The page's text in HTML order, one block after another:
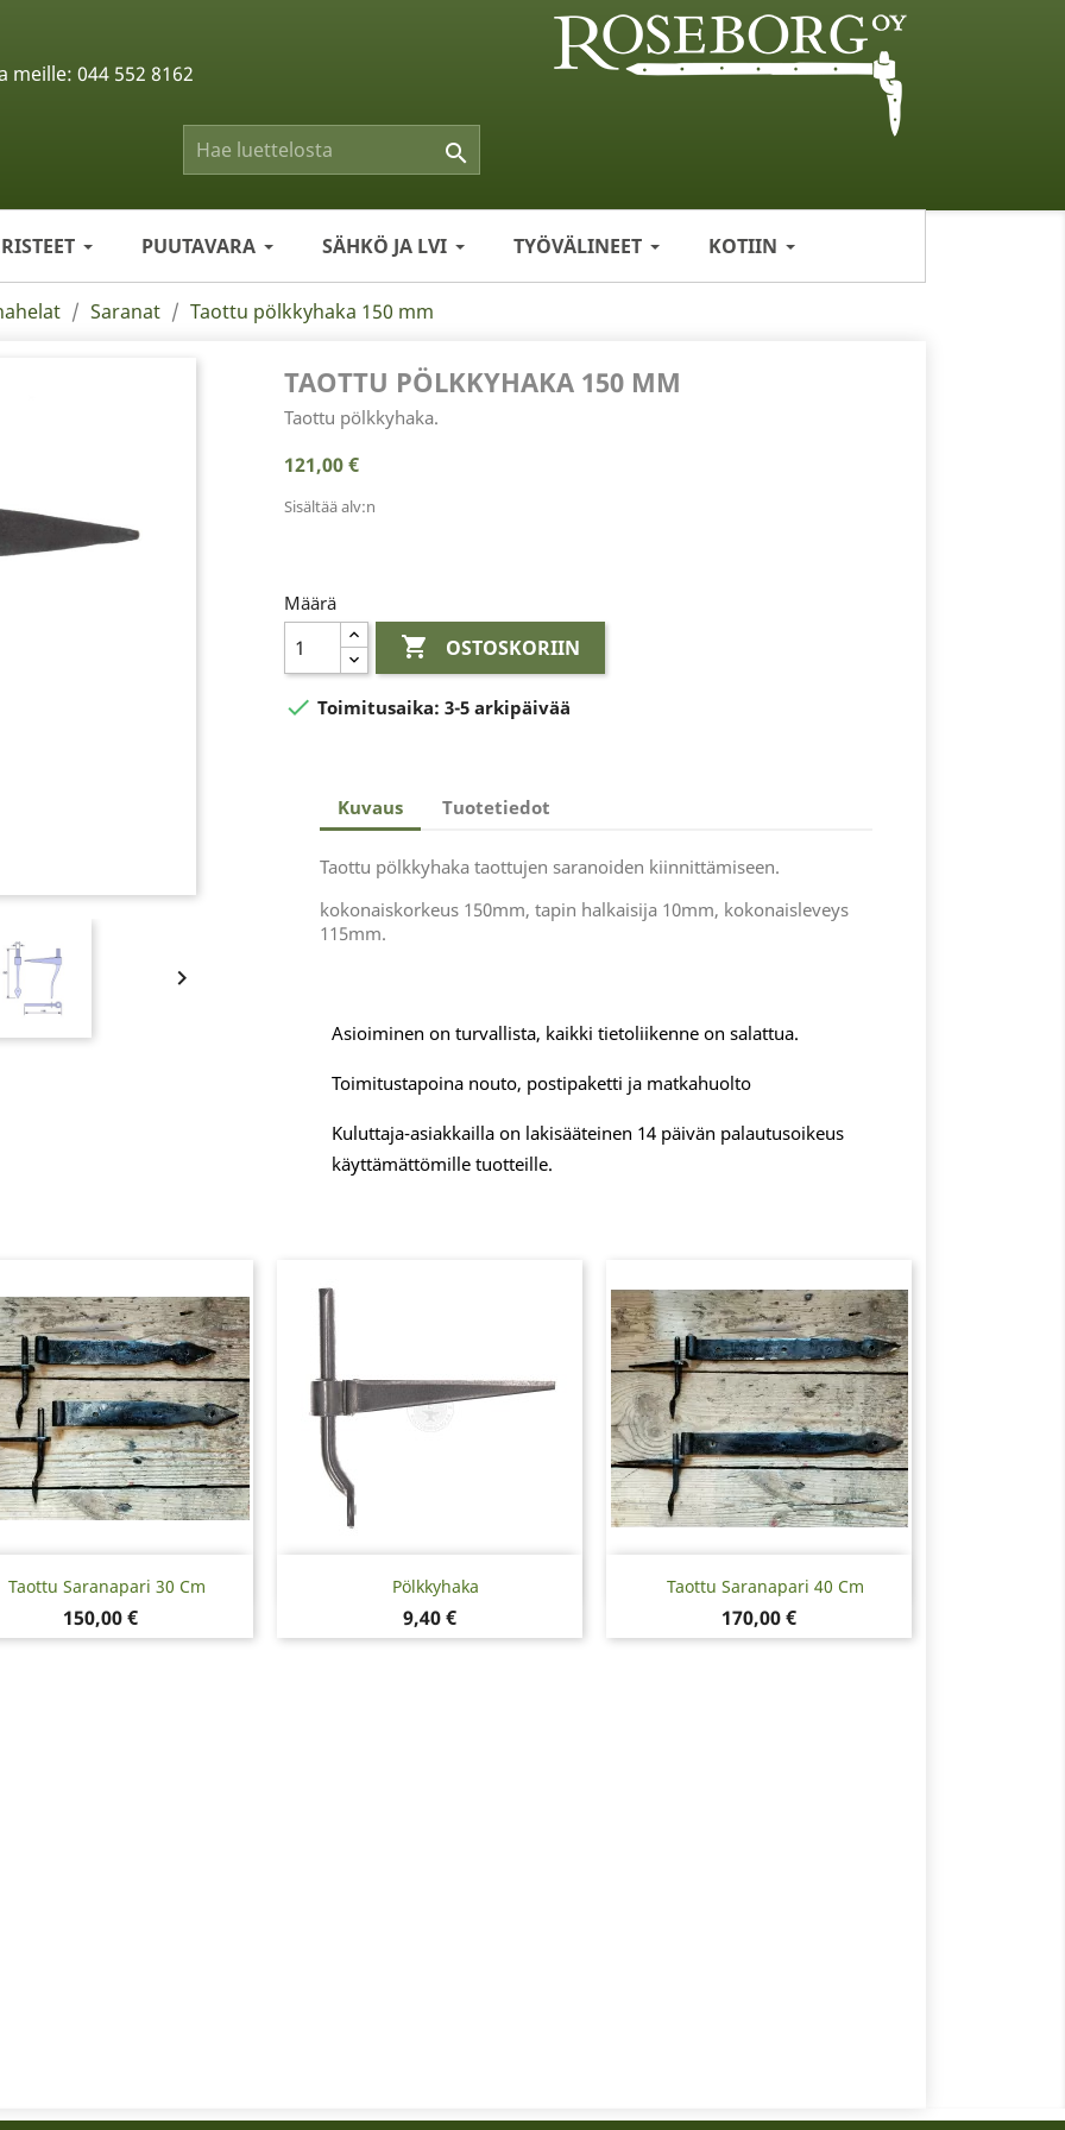

PUUTAVARA SÄHKÖ JA LVI TYÖVÄLINEET KOTIIN
meille: 044 552 8162
Saranat Taottu pölkkyhaka 150 mm

TAOTTU PÖLKKYHAKA 150 MM
Taottu pölkkyhaka.
121,00 €
Sisältää alv:n
Määrä
 OSTOSKORIIN
 Toimitusaika: 3-5 arkipäivää
Kuvaus Tuotetiedot
Taottu pölkkyhaka taottujen saranoiden kiinnittämiseen.
kokonaiskorkeus 150mm, tapin halkaisija 10mm, kokonaisleveys
115mm.
Asioiminen on turvallista, kaikki tietoliikenne on salattua.
Toimitustapoina nouto, postipaketti ja matkahuolto
Kuluttaja-asiakkailla on lakisääteinen 14 päivän palautusoikeus
käyttämättömille tuotteille.
Taottu Saranapari 30 Cm
Hinta
150,00 €
 Pikakatselu Pölkkyhaka
Hinta
9,40 €
Pikakatselu Taottu Saranapari 40 Cm
Hinta
170,00 €
 Pikakatselu